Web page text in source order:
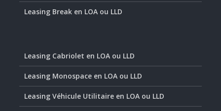
Leasing Break en LOA ou LLD
Leasing Cabriolet en LOA ou LLD
Leasing Monospace en LOA ou LLD
Leasing Véhicule Utilitaire en LOA ou LLD